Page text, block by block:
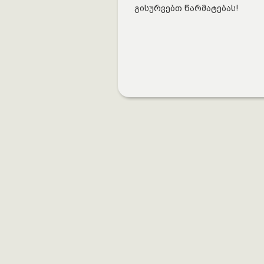
გისურვებთ წარმატებას!